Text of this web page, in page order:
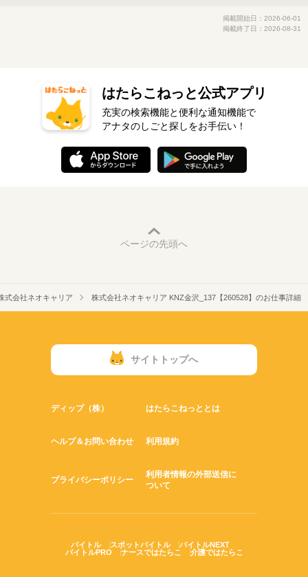
掲載開始日：2026-06-01
掲載終了日：2026-08-31
はたらこねっと公式アプリ
充実の検索機能と便利な通知機能で
アナタのしごと探しをお手伝い！
ページの先頭へ
式会社ネオキャリア 株式会社ネオキャリア KNZ金沢_137【260528】のお仕事詳細
サイトトップへ
ディップ（株） はたらこねっととは
ヘルプ＆お問い合わせ 利用規約
プライバシーポリシー
利用者情報の外部送信に
ついて
バイトル スポットバイトル
バイトルNEXT
バイトルPRO
ナースではたらこ 介護ではたらこ